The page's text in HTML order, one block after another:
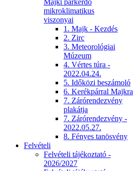
Majki parkerdő
mikroklimatikus
viszonyai
1. Majk - Kezdés
2. Zirc
3. Meteorológiai
Múzeum
4. Vértes túra -
2022.04.24.
5. Időközi beszámoló
6. Kerékpárral Majkra
7. Zárórendezvény
plakátja
7. Zárórendezvény -
2022.05.27.
8. Fényes tanösvény
Felvételi
Felvételi tájékoztató -
2026/2027